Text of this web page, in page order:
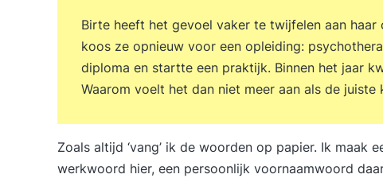
Birte heeft het gevoel vaker te twijfelen aan
koos ze opnieuw voor een opleiding:
diploma en startte een praktijk. Binnen het jaar
Waarom voelt het dan niet meer aan als de juiste
Zoals altijd ‘vang’ ik de woorden op papier. Ik maak
werkwoord hier, een persoonlijk voornaamwoord